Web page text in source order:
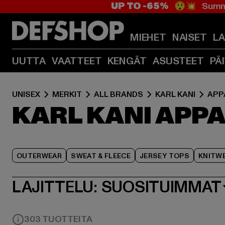
UP TO -65% 😲💥
MIEHET NAISET
UUTTA VAATTEET KENGÄT ASUSTEET
UNISEX MERKIT ALL BRANDS KARL KANI
KARL KANI
OUTERWEAR SWEAT & FLEECE JERSEY TOPS
LAJITTELU: SUOSITUIMMAT
303 TUOTTEITA